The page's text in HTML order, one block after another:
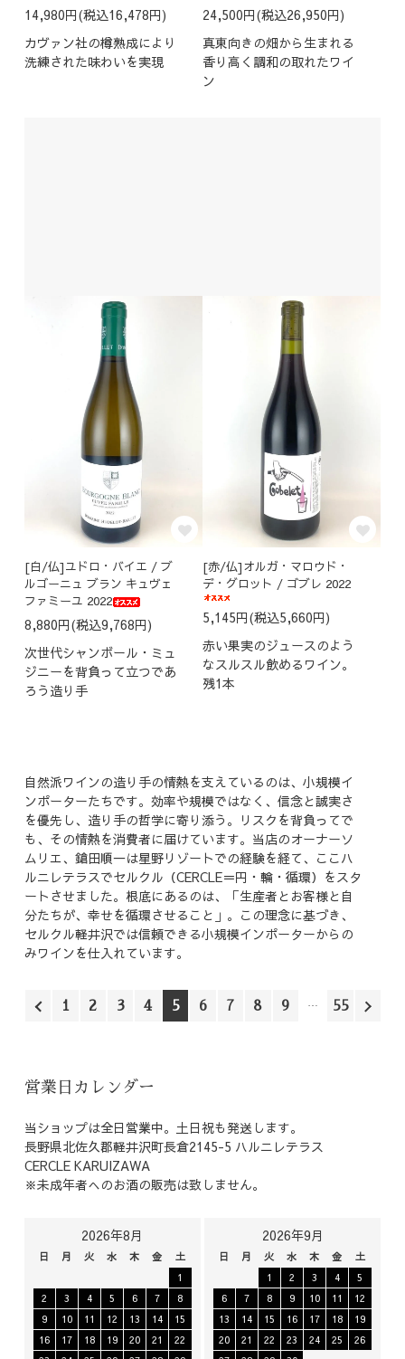
14,980円(税込16,478円)
カヴァン社の樽熟成により
洗練された味わいを実現
24,500円(税込26,950円)
真東向きの畑から生まれる
香り高く調和の取れたワイ
ン
[白/仏]ユドロ・バイエ / ブ
ルゴーニュ ブラン キュヴェ
ファミーユ 2022
8,880円(税込9,768円)
次世代シャンボール・ミュ
ジニーを背負って立つであ
ろう造り手
[赤/仏]オルガ・マロウド・
デ・グロット / ゴブレ 2022
5,145円(税込5,660円)
赤い果実のジュースのよう
なスルスル飲めるワイン。
残1本
自然派ワインの造り手の情熱を支えているのは、小規模イ
ンポーターたちです。効率や規模ではなく、信念と誠実さ
を優先し、造り手の哲学に寄り添う。リスクを背負ってで
も、その情熱を消費者に届けています。当店のオーナーソ
ムリエ、鎗田順一は星野リゾートでの経験を経て、ここハ
ルニレテラスでセルクル（CERCLE＝円・輪・循環）をスタ
ートさせました。根底にあるのは、「生産者とお客様と自
分たちが、幸せを循環させること」。この理念に基づき、
セルクル軽井沢では信頼できる小規模インポーターからの
みワインを仕入れています。
1 2 3 4 5 6 7 8 9 55
営業日カレンダー
当ショップは全日営業中。土日祝も発送します。
長野県北佐久郡軽井沢町長倉2145-5 ハルニレテラス
CERCLE KARUIZAWA
※未成年者へのお酒の販売は致しません。
2026年8月
日 月 火 水 木 金
土
1
2
3 4 5 6 7
8
9
10 11 12 13 14
15
16
17 18 19 20 21
22
2026年9月
日 月 火 水 木 金
土
1
2 3 4
5
6
7 8 9 10 11
12
13
14 15 16 17 18
19
20
21 22 23 24 25
26